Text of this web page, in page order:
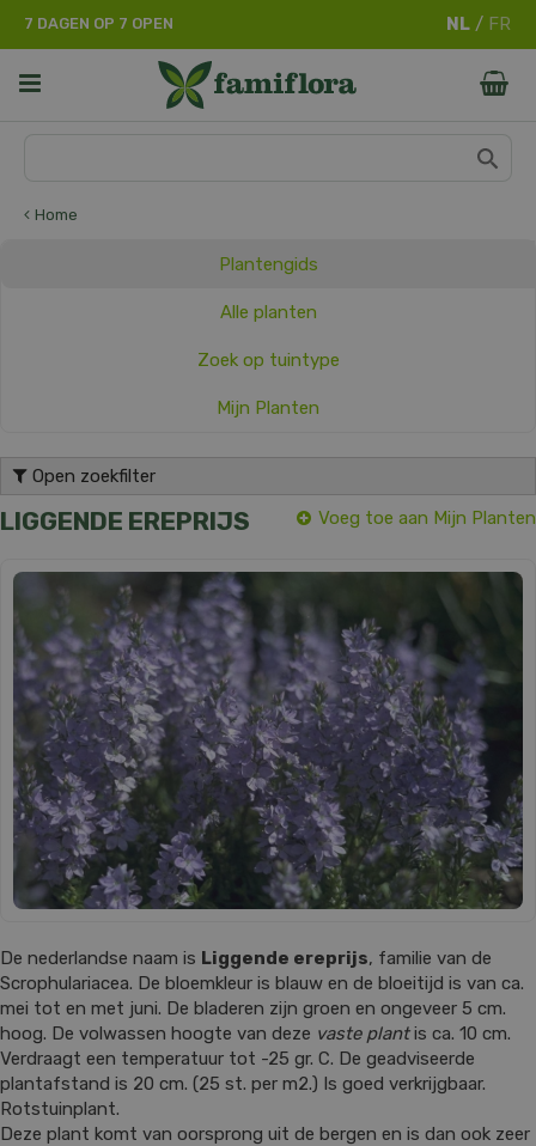
Home
7 DAGEN OP 7 OPEN
Plantengids
Alle planten
Zoek op tuintype
Mijn Planten
Open zoekfilter
LIGGENDE EREPRIJS Voeg toe aan Mijn Planten
De nederlandse naam is Liggende ereprijs, familie van de
Scrophulariacea. De bloemkleur is blauw en de bloeitijd is van ca.
mei tot en met juni. De bladeren zijn groen en ongeveer 5 cm.
hoog. De volwassen hoogte van deze vaste plantis ca. 10 cm.
Verdraagt een temperatuur tot -25 gr. C. De geadviseerde
plantafstand is 20 cm. (25 st. per m2.) Is goed verkrijgbaar.
Rotstuinplant.
Deze plant komt van oorsprong uit de bergen en is dan ook zeer